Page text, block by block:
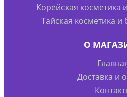
Корейская косметика
Тайская косметика
О
Доставка и